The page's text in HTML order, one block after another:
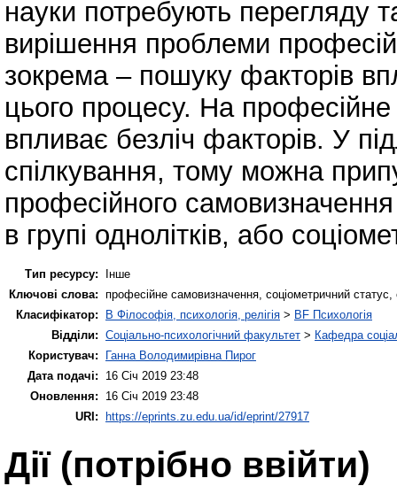
науки потребують перегляду
вирішення проблеми
зокрема – пошуку факторів
цього процесу. На
впливає безліч факторів. У
спілкування, тому можна
професійного
в групі однолітків, або
Тип ресурсу:
Інше
Ключові слова: професійне самовизначення, соціометричний
Класифікатор:
B Філософія, психологія, релігія > BF Психологія
Відділи: Соціально-психологічний факультет > Кафедра
Користувач:
Ганна Володимирівна Пирог
Дата подачі:
16 Січ 2019 23:48
Оновлення:
16 Січ 2019 23:48
URI: https://eprints.zu.edu.ua/id/eprint/27917
Дії ​​(потрібно ввійти)